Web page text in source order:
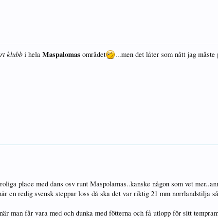
klubb i helaMaspalomas området ...men det låter som nått jag
place med dans osv runt Maspolamas..kanske någon som vet
en redig svensk steppar loss då ska det var riktig 21 mm norrlandstilja
man får vara med och dunka med fötterna och få utlopp för sitt